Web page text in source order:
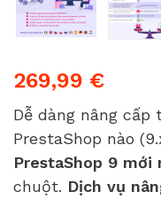
269,99 €
Dễ dàng nâng
PrestaShop nào
PrestaShop 9 mới
chuột. Dịch vụ